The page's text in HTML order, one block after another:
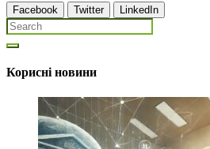
Facebook Twitter LinkedIn
Корисні новини